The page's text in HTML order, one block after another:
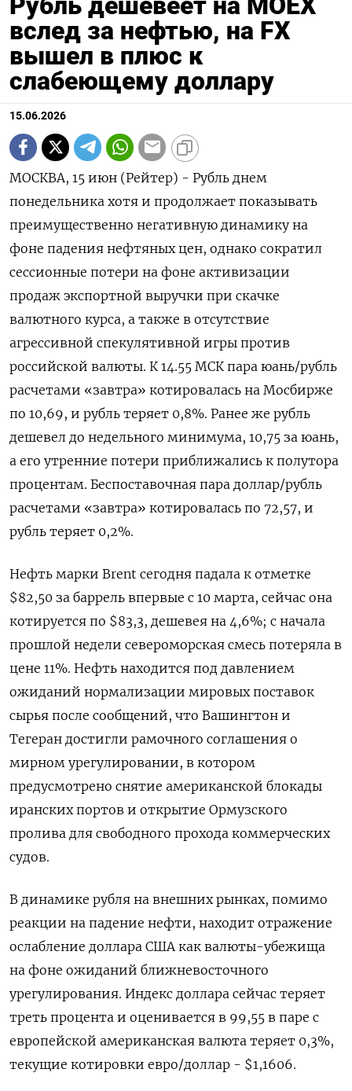
вслед за нефтью, на FX
вышел в плюс к
слабеющему доллару
15.06.2026
МОСКВА, 15 июн (Рейтер) - Рубль днем
понедельника хотя и продолжает показывать
преимущественно негативную динамику на
фоне падения нефтяных цен, однако сократил
сессионные потери на фоне активизации
продаж экспортной выручки при скачке
валютного курса, а также в отсутствие
агрессивной спекулятивной игры против
российской валюты. К 14.55 МСК пара юань/рубль
‌расчетами «завтра» котировалась на Мосбирже
по 10,69, и рубль теряет 0,8%. Ранее же рубль
дешевел до недельного минимума, 10,75 за юань,
а его утренние потери приближались к полутора
процентам. Беспоставочная пара доллар/рубль
расчетами «завтра» котировалась по 72,57, и
рубль теряет 0,2%.
Нефть марки Brent сегодня падала к отметке
$82,50 ​за баррель впервые с 10 марта, сейчас ​она
котируется по $83,3, дешевея на 4,6%; с начала ​
прошлой недели ⁠североморская смесь потеряла в
цене 11%. Нефть находится под давлением
ожиданий нормализации мировых поставок
сырья после ‌сообщений, что Вашингтон и
Тегеран достигли рамочного соглашения о
мирном урегулировании, ‌в котором
предусмотрено снятие американской блокады
иранских портов и открытие Ормузского
пролива для свободного прохода коммерческих
судов.
В динамике рубля на внешних рынках, ​помимо
реакции на падение нефти, находит отражение
ослабление доллара США как валюты-убежища
на фоне ожиданий ближневосточного
урегулирования. Индекс доллара сейчас ‌теряет
треть процента и оценивается в 99,55 в паре с
европейской американская валюта теряет 0,3%,
текущие котировки евро/доллар - $1,1606.